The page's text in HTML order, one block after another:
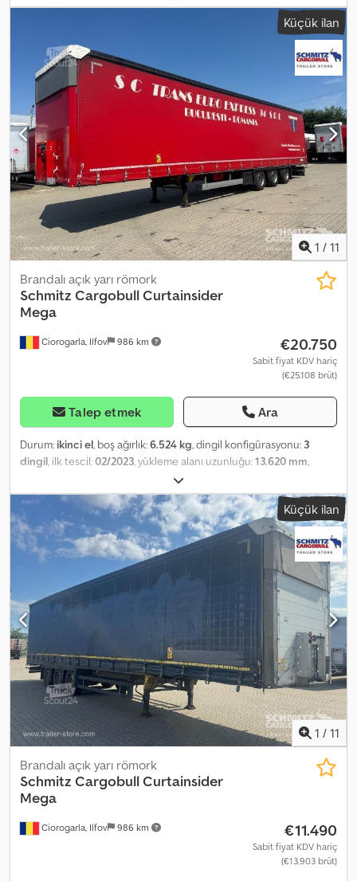
mm, yükleme alanı hacmi:97 m³, süspansiyon:hava, lastik boyutu:
, Üretim yılı:
, Donanım:
, Boş ağırlık: 6.451 kg, DIN EN 12642 (kod XL)
sertifikası, Yükleme alanı (U G Y): 13.620 mm x 2.480 mm x 2.900 mm.
Lastik ebatı: 435/50 R19.5, DC 9.5 sertifikası, Yükleme alanı hacmi:
97 m³, 1. aks: , 2. aks: , 3. aks: , Havalı süspansiyon, Arka alt koruma,
Elektronik Fren Sistemi (EBS), 1x15 ve 2x7 pin fiş, Antispray. Tüm
mevcut araçların genel bir görünümünü web sitemizde
bulabilirsiniz. Finansman gerekiyor mu? Bireysel finansman
çözümleri, tam servis sözleşmeleri ve telematik hizmetler
sunuyoruz. Size kişisel olarak danışmaktan memnuniyet duyarız.
Cedeyt Tpqspfx Al Djrf
Küçük ilan
1 / 11
Ciorogarla, Ilfov 986 km
Brandalı açık yarı römork
Schmitz CargobullCurtainsider
Mega
€20.750
Sabit fiyat KDV hariç
(€25.108 brüt)
Talep etmek Ara
Durum: ikinci el, boş ağırlık:6.524 kg, dingil konfigürasyonu: 3
dingil , ilk tescil:02/2023 , yükleme alanı uzunluğu:13.620 mm
2.480 mm, yükleme alanı yüksekliği:
mm, yükleme alanı hacmi:97 m³, süspansiyon:hava, lastik boyutu:
435/50 R19,5 , dingil mesafesi:7.700 mm, renk:kırmızı, Üretim yılı:
2023, Donanım: ABS , Boş ağırlık: 6524 kg, DIN EN 12642 (XL kodu)
sertifikası, Yükleme alanı (U x G x Y): 13.620 mm x 2.480 mm x 2.900
mm, Lastik ölçüsü: 435/50 R19.5, Yükleme alanı hacmi: 97 m³, 1. aks: ,
2. aks: , 3. aks: , Hava süspansiyonu, Arka tampon, Kaldırılabilir aks,
Elektronik Fren Sistemi (EBS), 1x15 ve 2x7 pinli fiş, Su sıçratma
önleyici, Web sitemizde bulunan tüm araçların genel bir listesine
göz atabilirsiniz. Finansmana ihtiyacınız var mı? Size özel finansman
çözümleri, kapsamlı servis sözleşmeleri ve telematik hizmetleri
sunuyoruz. Size kişisel olarak danışmanlık yapmaktan memnuniyet
duyarız. Credpozpb Uxofx Al Dof
Küçük ilan
1 / 11
Ciorogarla, Ilfov 986 km
Brandalı açık yarı römork
Schmitz CargobullCurtainsider
Mega
€11.490
Sabit fiyat KDV hariç
(€13.903 brüt)